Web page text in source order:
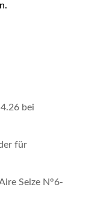
bei
für
Seize N°6-